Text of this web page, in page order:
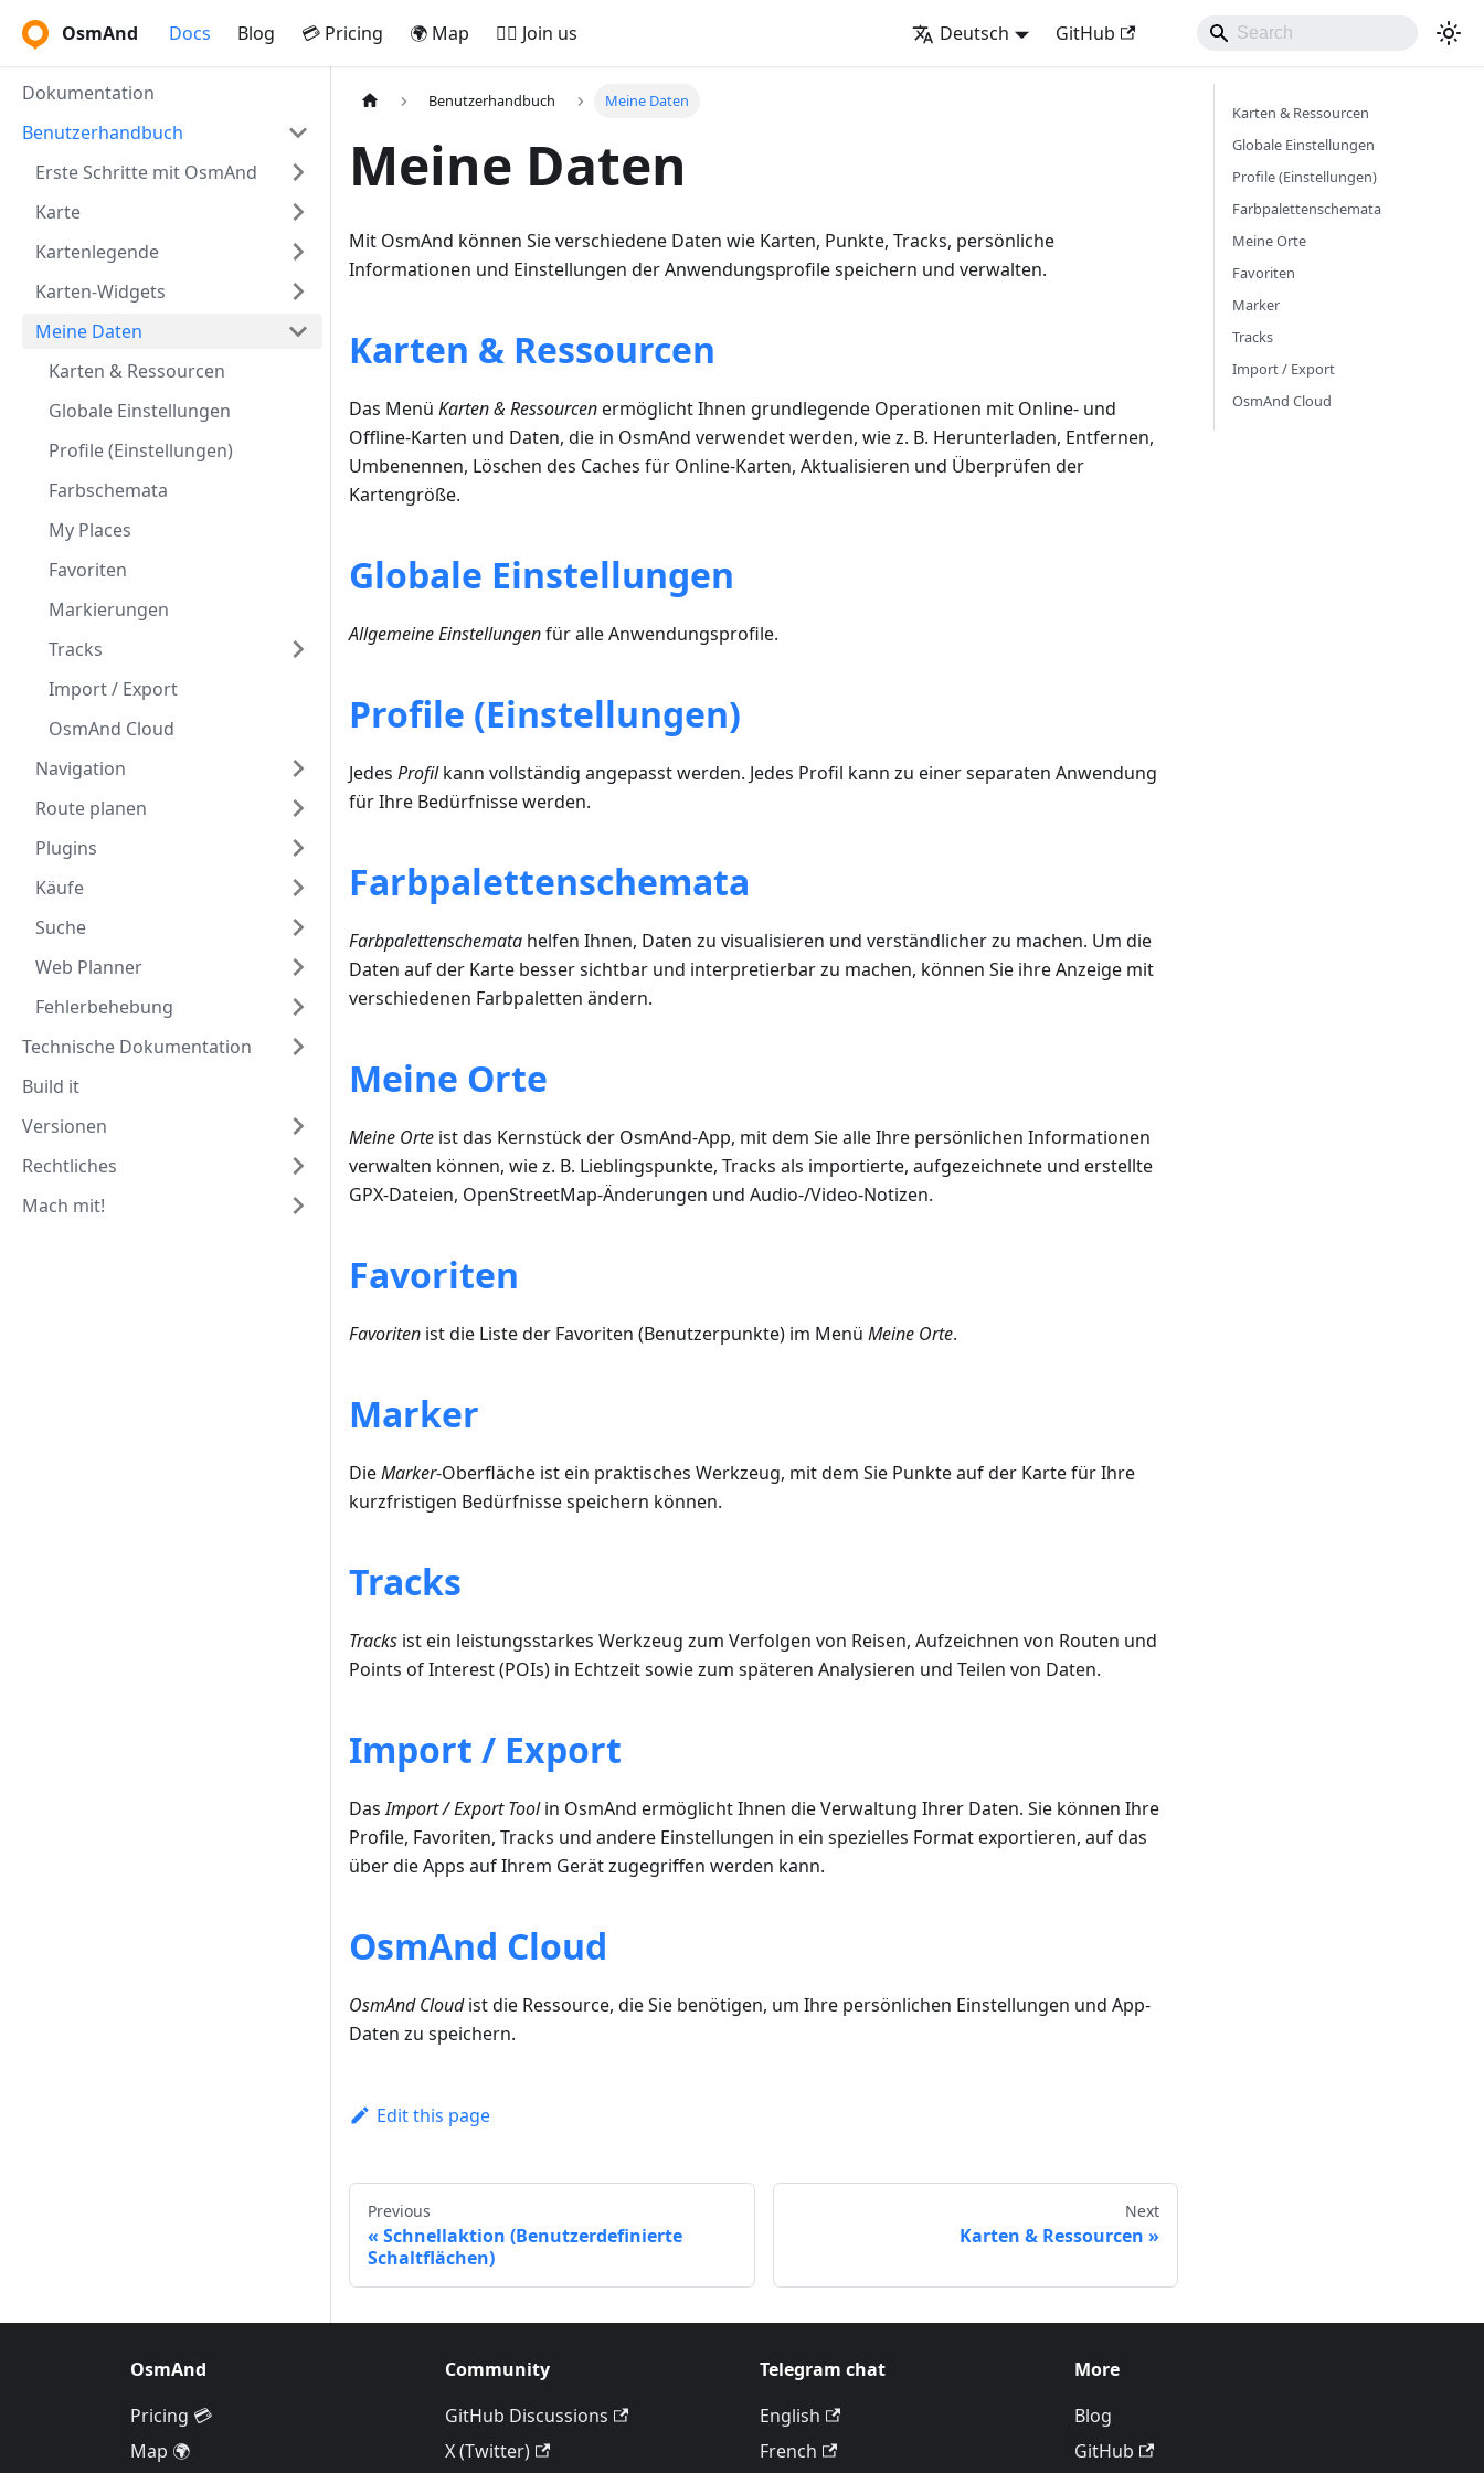
OsmAnd Docs Blog 💳 Pricing 🌍 Map 🚵‍♂️ Join us Deutsch GitHub
Dokumentation
Benutzerhandbuch
Erste Schritte mit OsmAnd
Karte
Kartenlegende
Karten-Widgets
Meine Daten
Karten & Ressourcen
Globale Einstellungen
Profile (Einstellungen)
Farbschemata
My Places
Favoriten
Markierungen
Tracks
Import / Export
OsmAnd Cloud
Navigation
Route planen
Plugins
Käufe
Suche
Web Planner
Fehlerbehebung
Technische Dokumentation
Build it
Versionen
Rechtliches
Mach mit!
Benutzerhandbuch Meine Daten
Meine Daten
Mit OsmAnd können Sie verschiedene Daten wie Karten, Punkte, Tracks, persönliche
Informationen und Einstellungen der Anwendungsprofile speichern und verwalten.
Karten & Ressourcen
Das Menü Karten & Ressourcenermöglicht Ihnen grundlegende Operationen mit Online- und
Offline-Karten und Daten, die in OsmAnd verwendet werden, wie z. B. Herunterladen, Entfernen,
Umbenennen, Löschen des Caches für Online-Karten, Aktualisieren und Überprüfen der
Kartengröße.
Globale Einstellungen
Allgemeine Einstellungenfür alle Anwendungsprofile.
Profile (Einstellungen)
Jedes Profilkann vollständig angepasst werden. Jedes Profil kann zu einer separaten Anwendung
für Ihre Bedürfnisse werden.
Farbpalettenschemata
Farbpalettenschemata helfen Ihnen, Daten zu visualisieren und verständlicher zu machen. Um die
Daten auf der Karte besser sichtbar und interpretierbar zu machen, können Sie ihre Anzeige mit
verschiedenen Farbpaletten ändern.
Meine Orte
Meine Orte ist das Kernstück der OsmAnd-App, mit dem Sie alle Ihre persönlichen Informationen
verwalten können, wie z. B. Lieblingspunkte, Tracks als importierte, aufgezeichnete und erstellte
GPX-Dateien, OpenStreetMap-Änderungen und Audio-/Video-Notizen.
Favoriten
Favoriten ist die Liste der Favoriten (Benutzerpunkte) im Menü Meine Orte.
Marker
DieMarker-Oberfläche ist ein praktisches Werkzeug, mit dem Sie Punkte auf der Karte für Ihre
kurzfristigen Bedürfnisse speichern können.
Tracks
Tracks ist ein leistungsstarkes Werkzeug zum Verfolgen von Reisen, Aufzeichnen von Routen und
Points of Interest (POIs) in Echtzeit sowie zum späteren Analysieren und Teilen von Daten.
Import / Export
DasImport / Export Toolin OsmAnd ermöglicht Ihnen die Verwaltung Ihrer Daten. Sie können Ihre
Profile, Favoriten, Tracks und andere Einstellungen in ein spezielles Format exportieren, auf das
über die Apps auf Ihrem Gerät zugegriffen werden kann.
OsmAnd Cloud
OsmAnd Cloudist die Ressource, die Sie benötigen, um Ihre persönlichen Einstellungen und App-
Daten zu speichern.
Edit this page
Previous
Schnellaktion (Benutzerdefinierte
Schaltflächen)
Next
Karten & Ressourcen
Karten & Ressourcen
Globale Einstellungen
Profile (Einstellungen)
Farbpalettenschemata
Meine Orte
Favoriten
Marker
Tracks
Import / Export
OsmAnd Cloud
OsmAnd
Pricing 💳
Map 🌍
Community
GitHub Discussions
X (Twitter)
Telegram chat
English
French
More
Blog
GitHub